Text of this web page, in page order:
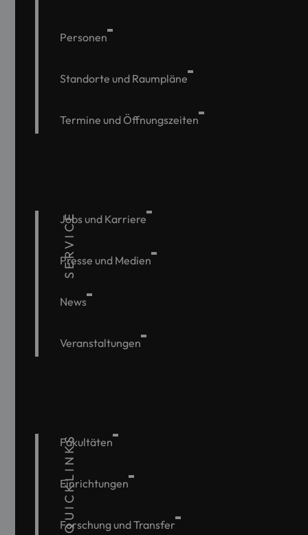
Personen
Standorte und Raumpläne
Termine und Öffnungszeiten
SERVICE
Jobs und Karriere
Presse und Medien
News
Veranstaltungen
QUICKLINKS
Fakultäten
Einrichtungen
Forschung und Transfer